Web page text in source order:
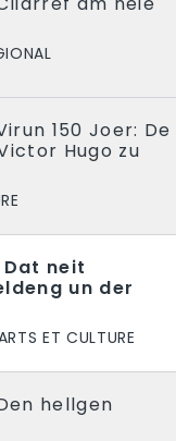
150 Joer: De
Hugo zu
neit
un der
ET CULTURE
hellgen